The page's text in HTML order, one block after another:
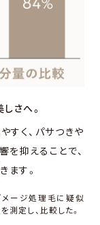
さへ。
すく、パサつきや
抑えることで、
ます。
ージ処理⽑に疑似
定し、⽐較した。